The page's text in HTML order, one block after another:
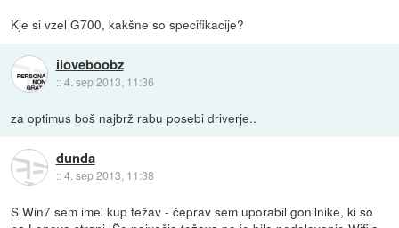
Kje si vzel G700, kakšne so specifikacije?
iloveboobz
::4. sep 2013, 11:36
za optimus boš najbrž rabu posebi driverje..
dunda
::4. sep 2013, 11:38
S Win7 sem imel kup težav - čeprav sem uporabil gonilnike, ki so